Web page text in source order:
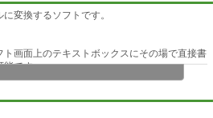
変換するソフトです。
画面上のテキストボックスにその場で直接書
能です。
の作成にはWaveファイル、ホームページのモ